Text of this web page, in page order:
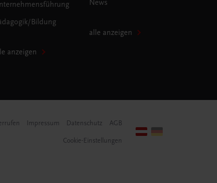
Bildung
anzeigen
News
alle anzeigen
Impressum Datenschutz AGB
Cookie-Einstellungen